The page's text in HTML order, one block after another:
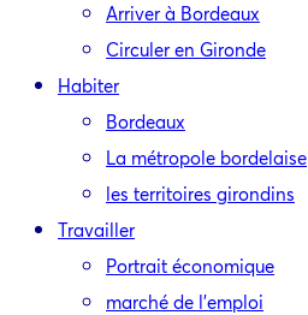
Arriver à Bordeaux
Circuler en Gironde
Habiter
Bordeaux
La métropole bordelaise
les territoires girondins
Travailler
Portrait économique
marché de l’emploi